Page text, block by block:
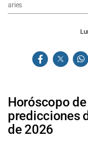
aries
Horóscopo
predicciones
de 2026